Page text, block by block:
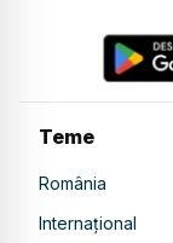
Teme
România
Internațional